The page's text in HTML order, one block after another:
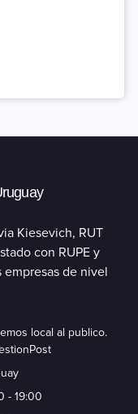
Kiesevich, RUT
con RUPE y
de nivel
local al publico.
- 19:00